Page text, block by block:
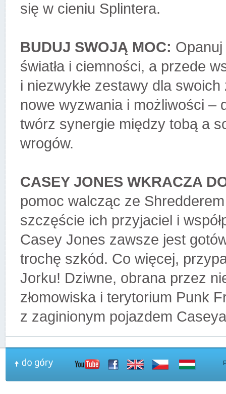
się w cieniu Splintera.
BUDUJ SWOJĄ MOC:
światła i ciemności, a przede
i niezwykłe zestawy dla
nowe wyzwania i możliwości –
twórz synergie między tobą a
wrogów.
CASEY JONES WKRACZA
pomoc walcząc ze
szczęście ich przyjaciel i
Casey Jones zawsze jest
trochę szkód. Co więcej,
Jorku! Dziwne, obrana przez
złomowiska i terytorium Punk
z zaginionym pojazdem